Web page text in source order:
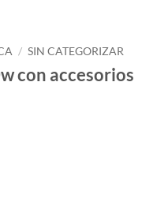
/ SIN CATEGORIZAR
con accesorios